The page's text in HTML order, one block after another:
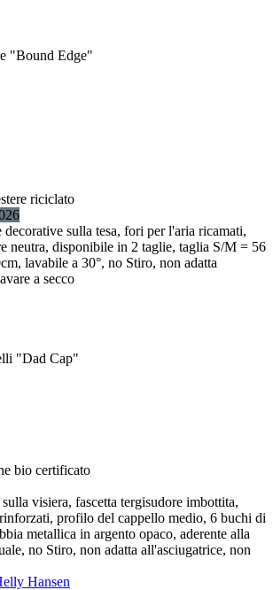
"Bound Edge"
riciclato
decorative sulla tesa, fori per l'aria ricamati,
neutra, disponibile in 2 taglie, taglia S/M = 56
lavabile a 30°, no Stiro, non adatta
a secco
"Dad Cap"
bio certificato
visiera, fascetta tergisudore imbottita,
profilo del cappello medio, 6 buchi di
metallica in argento opaco, aderente alla
no Stiro, non adatta all'asciugatrice, non
Hansen